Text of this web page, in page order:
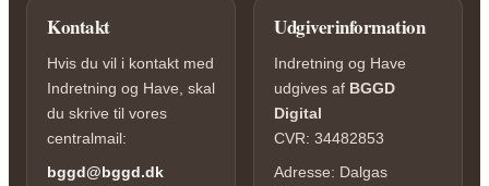
Kontakt
Hvis du vil i kontakt med
Indretning og Have, skal
du skrive til vores
centralmail:
bggd@bggd.dk
Udgiverinformation
Indretning og Have
udgives af BGGD
Digital
CVR: 34482853
Adresse: Dalgas